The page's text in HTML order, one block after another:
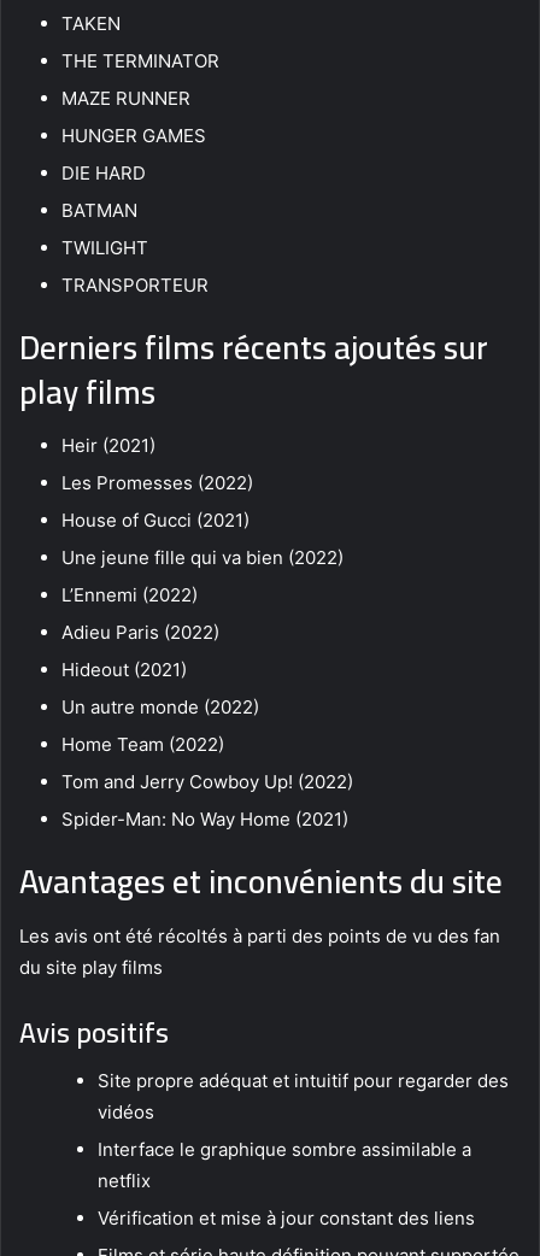
TAKEN
THE TERMINATOR
MAZE RUNNER
HUNGER GAMES
DIE HARD
BATMAN
TWILIGHT
TRANSPORTEUR
Derniers films récents ajoutés sur
play films
Heir (2021)
Les Promesses (2022)
House of Gucci (2021)
Une jeune fille qui va bien (2022)
L’Ennemi (2022)
Adieu Paris (2022)
Hideout (2021)
Un autre monde (2022)
Home Team (2022)
Tom and Jerry Cowboy Up! (2022)
Spider-Man: No Way Home (2021)
Avantages et inconvénients du site
Les avis ont été récoltés à parti des points de vu des fan
du site play films
Avis positifs
Site propre adéquat et intuitif pour regarder des
vidéos
Interface le graphique sombre assimilable a
netflix
Vérification et mise à jour constant des liens